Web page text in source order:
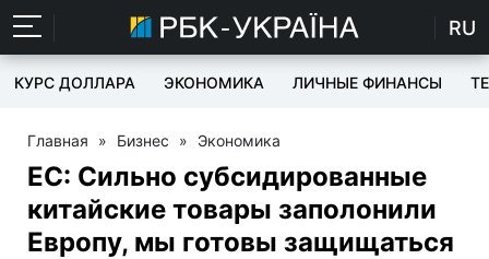
RU
КУРС ДОЛЛАРА ЭКОНОМИКА ЛИЧНЫЕ ФИНАНСЫ
Главная » Бизнес » Экономика
ЕС: Сильно субсидированные
китайские товары заполонили
Европу, мы готовы защищаться